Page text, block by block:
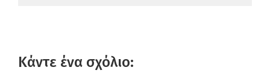
Κάντε ένα σχόλιο: